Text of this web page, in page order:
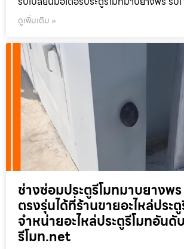
ดูเพิ่มเติม »
ช่างซ่อมประตูรีโมทมาบยางพ
ตรงรุ่นได้ที่ร้านขายอะไหล่ประ
จำหน่ายอะไหล่ประตูรีโมทอันดั
รีโมท.net